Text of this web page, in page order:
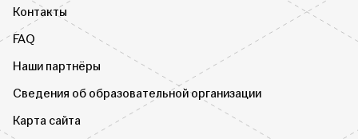
Контакты
FAQ
Наши партнёры
Сведения об образовательной организации
Карта сайта